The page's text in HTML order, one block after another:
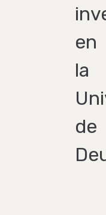
en
la
de